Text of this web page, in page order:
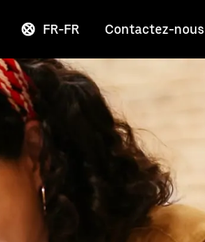
FR-FR Contactez-nous